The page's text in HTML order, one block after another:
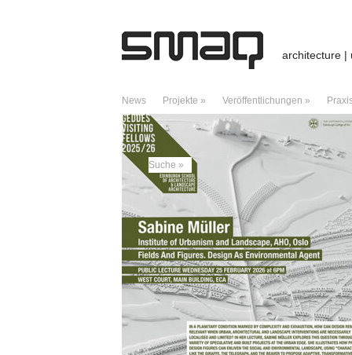
architecture |
News Projekte » Veröffentlichungen »
ARCHIV DES MONATS:FEBRUAR 2026
Suche »
NEUESTE BEITRÄGE
Preis / Hallenbad / Stadtlohn
Hallenbad – Stadtlohn
Vortrag / University of Edinburgh
Giraffes, Telegraphs, and Hero of
Charter of Dubai – A Manifesto of Critical
NEUESTE KOMMENTARE
Kreuzberg: Städtebaukonzept für
City boids – Caracas – ds3webzuCity
Good archteams | PearltreeszuCity
ARCHIV
Juli 2026
Februar 2026
Januar 2026